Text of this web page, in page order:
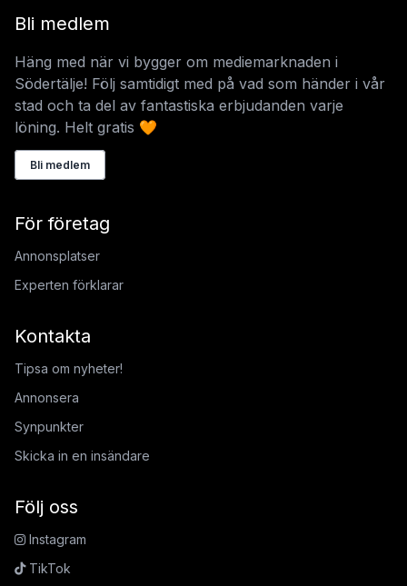
Bli medlem
Häng med när vi bygger om mediemarknaden i
Södertälje! Följ samtidigt med på vad som händer i vår
stad och ta del av fantastiska erbjudanden varje
löning. Helt gratis 🧡
Bli medlem
För företag
Annonsplatser
Experten förklarar
Kontakta
Tipsa om nyheter!
Annonsera
Synpunkter
Skicka in en insändare
Följ oss
Instagram
TikTok